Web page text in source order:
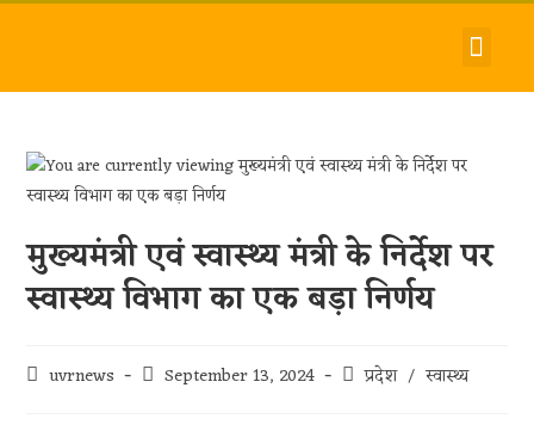
मुख्यमंत्री एवं स्वास्थ्य मंत्री के निर्देश पर
स्वास्थ्य विभाग का एक बड़ा निर्णय
uvrnews September 13, 2024 प्रदेश / स्वास्थ्य